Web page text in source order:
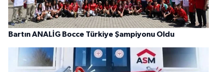
Bartın ANALİG Bocce Türkiye Şampiyonu Oldu